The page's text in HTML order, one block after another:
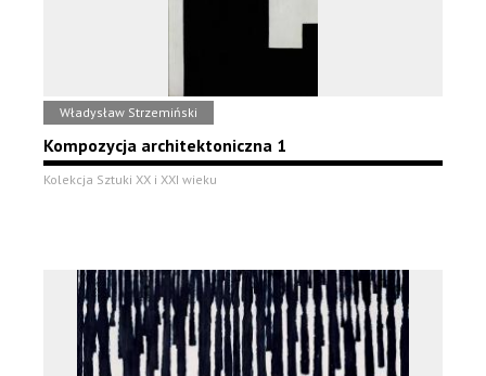
Władysław Strzemiński
Kompozycja architektoniczna 1
Kolekcja Sztuki XX i XXI wieku